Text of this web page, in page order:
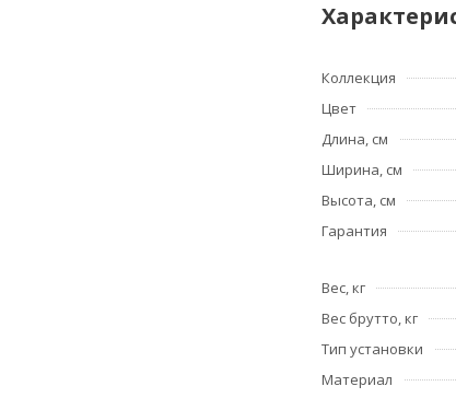
Коллекция
Цвет
Длина, см
Ширина, см
Высота, см
Гарантия
Вес, кг
Вес брутто, кг
Тип установки
Материал